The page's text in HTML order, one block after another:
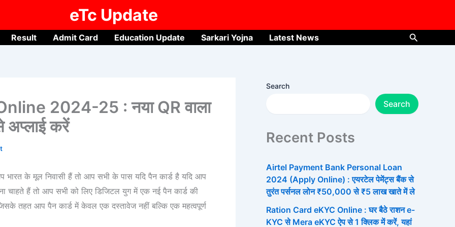
eTc Update
Result Admit Card Education Update Sarkari Yojna Latest News Search
2024-25 : नया QR वाला
अप्लाई करें
के मूल निवासी हैं तो आप सभी के पास यदि पैन कार्ड है यदि आप
चाहते हैं तो आप सभी को लिए डिजिटल युग में एक नई पैन कार्ड की
तहत आप पैन कार्ड में केवल एक दस्तावेज नहीं बल्कि एक महत्वपूर्ण
Search
Search
Recent Posts
Airtel Payment Bank Personal Loan
2024 (Apply Online) : एयरटेल पेमेंट्स बैंक से
तुरंत पर्सनल लोन ₹50,000 से ₹5 लाख खाते में ले
Ration Card eKYC Online : घर बैठे राशन e-
KYC से Mera eKYC ऐप से 1 क्लिक में करें, यहां